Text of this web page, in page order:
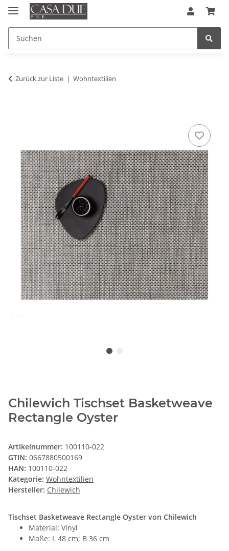
Zurück zur Liste Wohntextilien
Chilewich Tischset Basketweave
Rectangle Oyster
Artikelnummer: 100110-022
GTIN: 0667880500169
HAN: 100110-022
Kategorie: Wohntextilien
Hersteller: Chilewich
Tischset Basketweave Rectangle Oyster von Chilewich
Material: Vinyl
Maße: L 48 cm; B 36 cm